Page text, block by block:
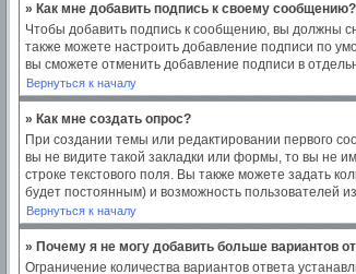
» Как мне добавить подпись к своему сообщению?
Чтобы добавить подпись к сообщению, вы должны
также можете настроить добавление подписи по
вы сможете отменить добавление подписи в
Вернуться к началу
» Как мне создать опрос?
При создании темы или редактировании первого
вы не видите такой закладки или формы, то вы не
строке текстового поля. Вы также можете задать
будет постоянным) и возможность пользователей
Вернуться к началу
» Почему я не могу добавить больше вариантов
Ограничение количества вариантов ответа